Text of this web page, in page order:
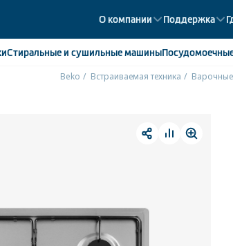
О компании Поддержка
Стиральные и сушильные машины
Beko Встраиваемая техника